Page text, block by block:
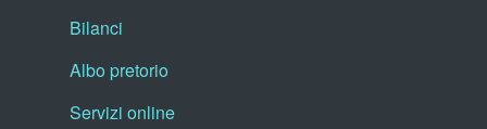
Bilanci
Albo pretorio
Servizi online